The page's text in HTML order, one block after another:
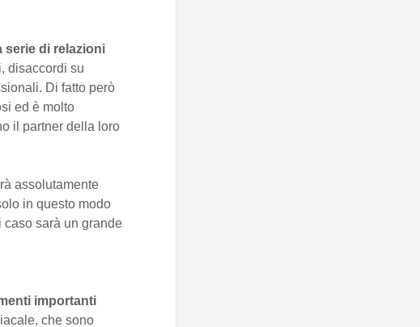
serie di relazioni
disaccordi su
Di fatto però
ed è molto
il partner della loro
assolutamente
in questo modo
caso sarà un grande
importanti
che sono